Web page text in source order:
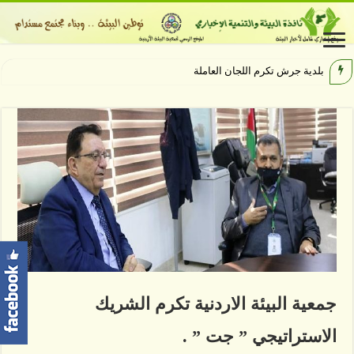
بلدية جرش تكرم اللجان العاملة والمشاركة
جمعية البيئة الاردنية تكرم الشريك
الاستراتيجي ” جت ” .